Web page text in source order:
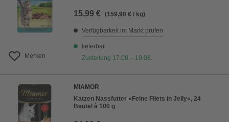
Merken
15,99 € (159,90 € / kg)
Verfügbarkeit im Markt prüfen
lieferbar
Zustellung 17.08. - 19.08.
MIAMOR
Katzen Nassfutter »Feine Filets in Jelly«, 24
Beutel à 100 g